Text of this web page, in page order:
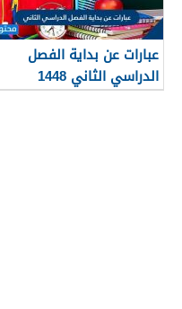
عبارات عن بداية الفصل
الدراسي الثاني 1448